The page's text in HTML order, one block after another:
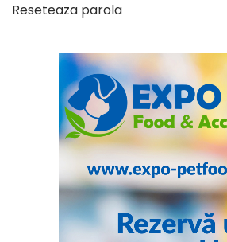
Reseteaza parola